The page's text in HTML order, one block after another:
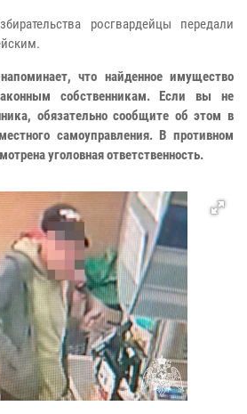
росгвардейцы передали
что найденное имущество
собственникам. Если вы не
обязательно сообщите об этом в
самоуправления. В противном
уголовная ответственность.